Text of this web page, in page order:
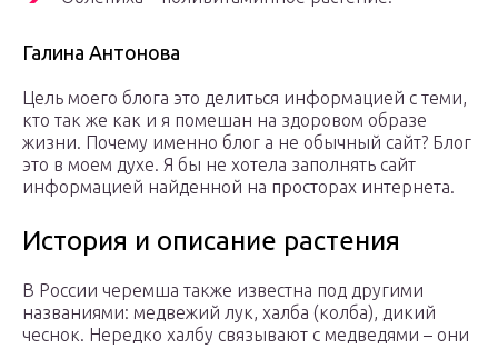
Галина Антонова
Цель моего блога это делиться информацией с теми,
кто так же как и я помешан на здоровом образе
жизни. Почему именно блог а не обычный сайт? Блог
это в моем духе. Я бы не хотела заполнять сайт
информацией найденной на просторах интернета.
История и описание растения
В России черемша также известна под другими
названиями: медвежий лук, халба (колба), дикий
чеснок. Нередко халбу связывают с медведями – они